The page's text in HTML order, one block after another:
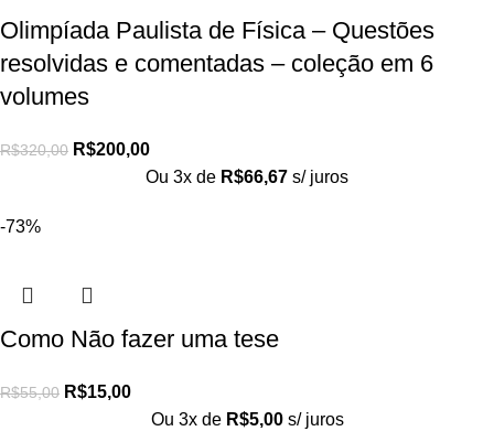
Olimpíada Paulista de Física – Questões
resolvidas e comentadas – coleção em 6
volumes
R$320,00 R$200,00
Ou 3x de R$66,67 s/ juros
-73%
Como Não fazer uma tese
R$55,00 R$15,00
Ou 3x de R$5,00 s/ juros